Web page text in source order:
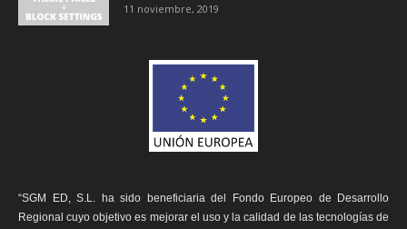
11 noviembre, 2019
“SGM ED, S.L. ha sido beneficiaria del Fondo Europeo de Desarrollo
Regional cuyo objetivo es mejorar el uso y la calidad de las tecnologías de